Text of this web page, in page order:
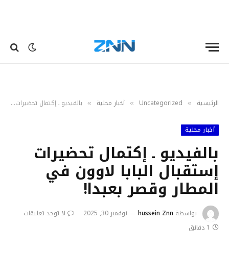
الرئيسية »
Uncategorized
» أخبار محلية » بالفيديو ـ إكتمال تحضيرات إستقبال البابا لاوون في المطار وقصر بعبدا!
أخبار محلية
بالفيديو ـ إكتمال تحضيرات
إستقبال البابا لاوون في
المطار وقصر بعبدا!
بواسطة hussein Znn نوفمبر 30, 2025
لا توجد تعليقات
1 دقائق